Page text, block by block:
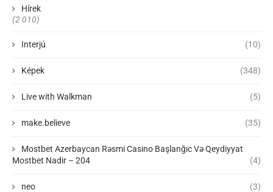
Hírek
(2 010)
Interjú (10)
Képek (348)
Live with Walkman (5)
make.believe (35)
Mostbet Azerbaycan Rəsmi Casino Başlanğıc Və Qeydiyyat
Mostbet Nadir – 204
(4)
neo (3)